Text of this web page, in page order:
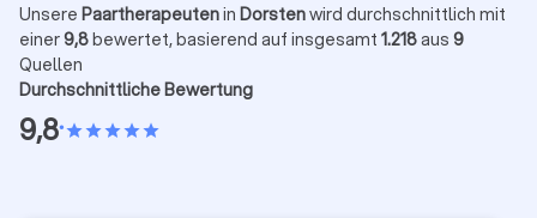
Unsere Paartherapeutenin Dorstenwird durchschnittlich mit
einer9,8bewertet, basierend auf insgesamt 1.218aus 9
Quellen
Durchschnittliche Bewertung
9,8•starstarstarstarstar